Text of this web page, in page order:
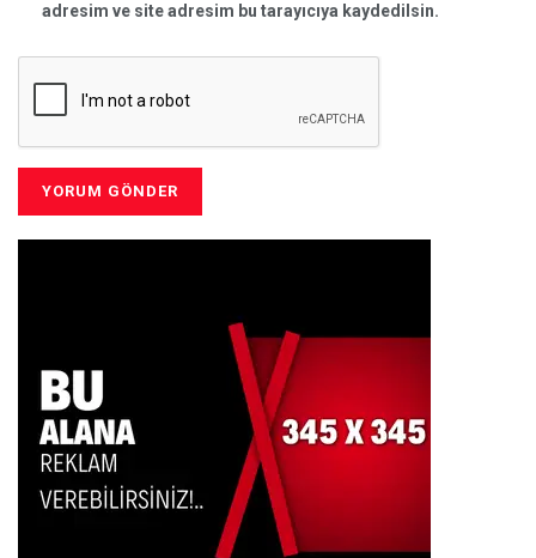
adresim ve site adresim bu tarayıcıya kaydedilsin.